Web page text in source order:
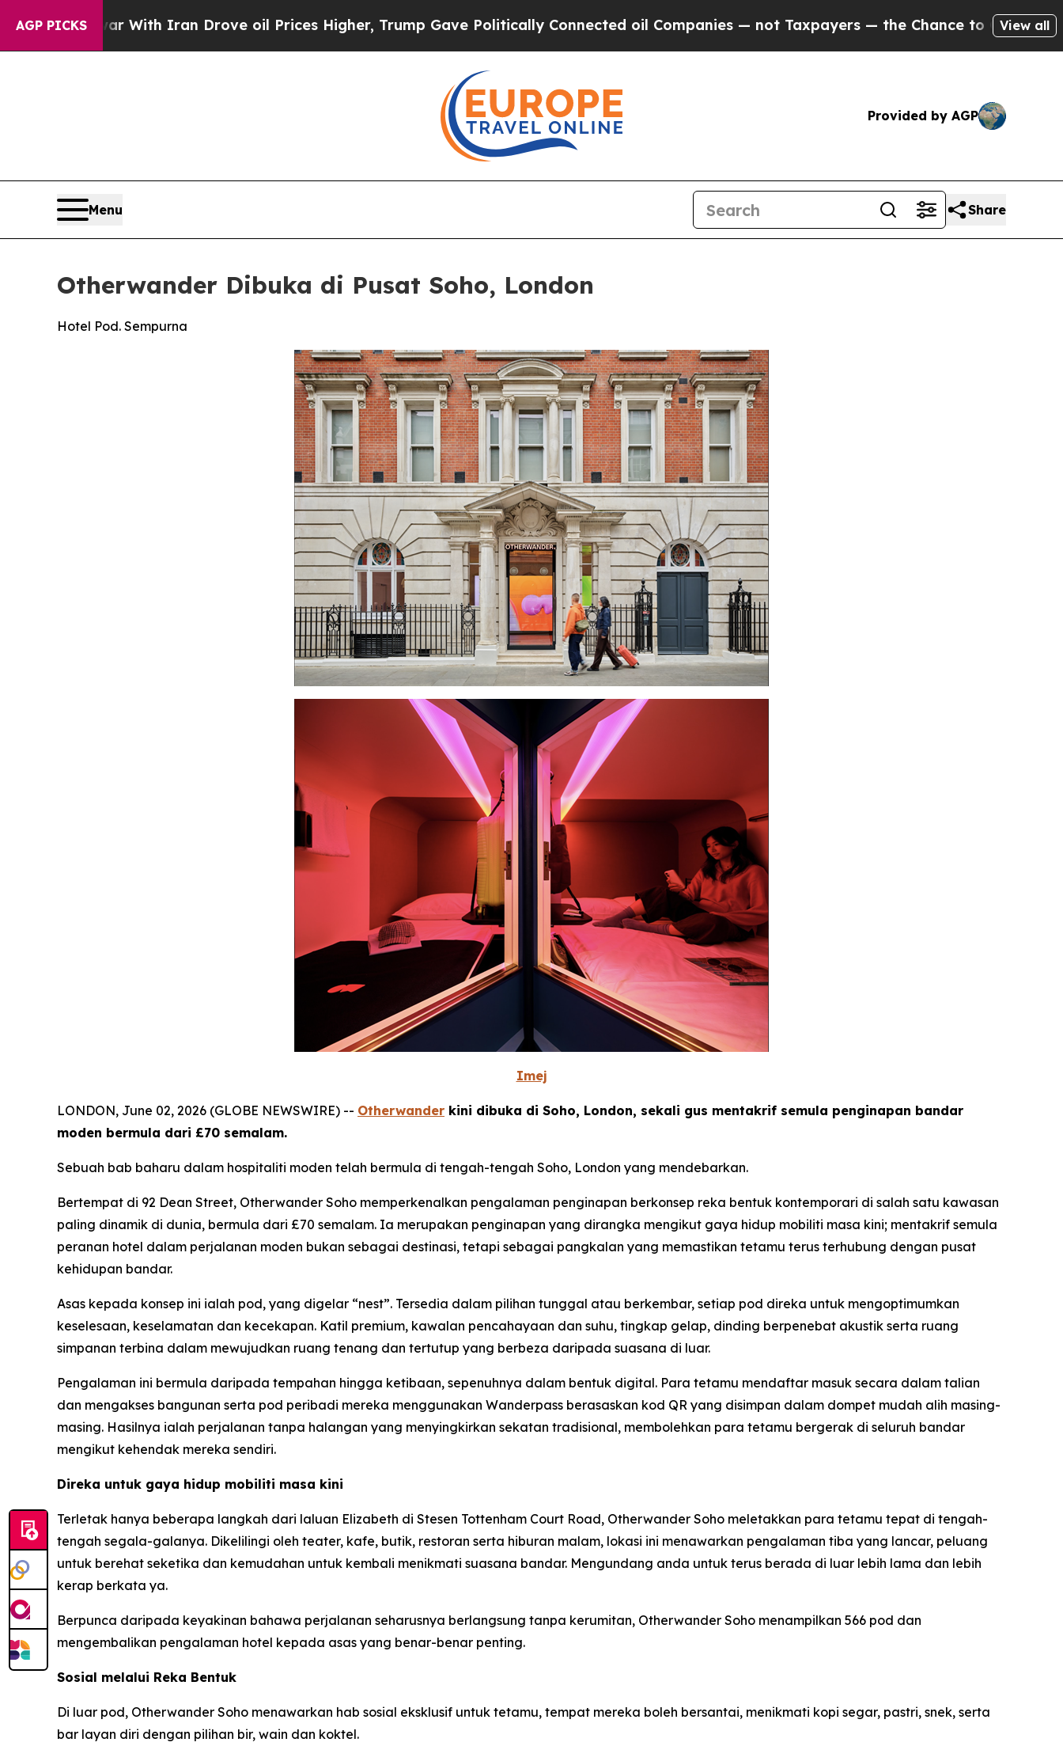
AGP PICKS
With Iran Drove oil Prices Higher, Trump Gave Politically Connected oil Companies — not Taxpayers — the Chance to Cash in on Publicly
View all
Provided by AGP
Menu Share
Otherwander Dibuka di Pusat Soho, London
Hotel Pod. Sempurna
Imej
LONDON, June 02, 2026 (GLOBE NEWSWIRE) -- Otherwander kini dibuka di Soho, London, sekali gus mentakrif semula penginapan bandar
moden bermula dari £70 semalam.
Sebuah bab baharu dalam hospitaliti moden telah bermula di tengah-tengah Soho, London yang mendebarkan.
Bertempat di 92 Dean Street, Otherwander Soho memperkenalkan pengalaman penginapan berkonsep reka bentuk kontemporari di salah satu kawasan
paling dinamik di dunia, bermula dari £70 semalam. Ia merupakan penginapan yang dirangka mengikut gaya hidup mobiliti masa kini; mentakrif semula
peranan hotel dalam perjalanan moden bukan sebagai destinasi, tetapi sebagai pangkalan yang memastikan tetamu terus terhubung dengan pusat
kehidupan bandar.
Asas kepada konsep ini ialah pod, yang digelar “nest”. Tersedia dalam pilihan tunggal atau berkembar, setiap pod direka untuk mengoptimumkan
keselesaan, keselamatan dan kecekapan. Katil premium, kawalan pencahayaan dan suhu, tingkap gelap, dinding berpenebat akustik serta ruang
simpanan terbina dalam mewujudkan ruang tenang dan tertutup yang berbeza daripada suasana di luar.
Pengalaman ini bermula daripada tempahan hingga ketibaan, sepenuhnya dalam bentuk digital. Para tetamu mendaftar masuk secara dalam talian
dan mengakses bangunan serta pod peribadi mereka menggunakan Wanderpass berasaskan kod QR yang disimpan dalam dompet mudah alih masing-
masing. Hasilnya ialah perjalanan tanpa halangan yang menyingkirkan sekatan tradisional, membolehkan para tetamu bergerak di seluruh bandar
mengikut kehendak mereka sendiri.
Direka untuk gaya hidup mobiliti masa kini
Terletak hanya beberapa langkah dari laluan Elizabeth di Stesen Tottenham Court Road, Otherwander Soho meletakkan para tetamu tepat di tengah-
tengah segala-galanya. Dikelilingi oleh teater, kafe, butik, restoran serta hiburan malam, lokasi ini menawarkan pengalaman tiba yang lancar, peluang
untuk berehat seketika dan kemudahan untuk kembali menikmati suasana bandar. Mengundang anda untuk terus berada di luar lebih lama dan lebih
kerap berkata ya.
Berpunca daripada keyakinan bahawa perjalanan seharusnya berlangsung tanpa kerumitan, Otherwander Soho menampilkan 566 pod dan
mengembalikan pengalaman hotel kepada asas yang benar-benar penting.
Sosial melalui Reka Bentuk
Di luar pod, Otherwander Soho menawarkan hab sosial eksklusif untuk tetamu, tempat mereka boleh bersantai, menikmati kopi segar, pastri, snek, serta
bar layan diri dengan pilihan bir, wain dan koktel.